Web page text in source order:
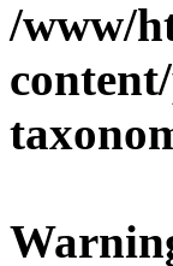
/www/